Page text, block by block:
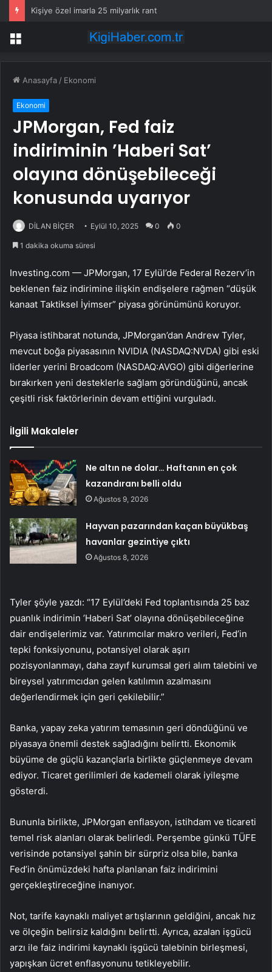
Kişiye özel imarla 25 milyarlık rant
Menü
Anasayfa / Ekonomi
Ekonomi
JPMorgan, Fed faiz
indiriminin ’Haberi Sat’
olayına dönüşebileceği
konusunda uyarıyor
DİLAN BİÇER Eylül 10, 2025 0 0
1 dakika okuma süresi
Investing.com — JPMorgan, 17 Eylül’de Federal Rezerv’in
beklenen faiz indirimine ilişkin endişelere rağmen “düşük
kanaat Taktiksel İyimser” piyasa görünümünü koruyor.
Piyasa istihbarat notunda, JPMorgan’dan Andrew Tyler,
mevcut boğa piyasasının NVIDIA (NASDAQ:NVDA) gibi eski
liderler yerini Broadcom (NASDAQ:AVGO) gibi diğerlerine
bırakırken yeni desteklerle sağlam göründüğünü, ancak
çeşitli risk faktörlerinin devam ettiğini vurguladı.
İlgili Makaleler
Ne altın ne dolar… Haftanın en çok
kazandıranı belli oldu
Ağustos 9, 2026
Hayvan pazarından kaçan büyükbaş
havanlar gezintiye çıktı
Ağustos 8, 2026
Tyler şöyle yazdı: “17 Eylül’deki Fed toplantısında 25 baz
puanlık indirimin ’Haberi Sat’ olayına dönüşebileceğine
dair endişelerimiz var. Yatırımcılar makro verileri, Fed’in
tepki fonksiyonunu, potansiyel olarak aşırı
pozisyonlanmayı, daha zayıf kurumsal geri alım talebini ve
bireysel yatırımcıdan gelen katılımın azalmasını
değerlendirmek için geri çekilebilir.”
Banka, yapay zeka yatırım temasının geri döndüğünü ve
piyasaya önemli destek sağladığını belirtti. Ekonomik
büyüme de güçlü kazançlarla birlikte güçlenmeye devam
ediyor. Ticaret gerilimleri de kademeli olarak iyileşme
gösterdi.
Bununla birlikte, JPMorgan enflasyon, istihdam ve ticareti
temel risk alanları olarak belirledi. Perşembe günkü TÜFE
verisinde potansiyel şahin bir sürpriz olsa bile, banka
Fed’in önümüzdeki hafta planlanan faiz indirimini
gerçekleştireceğine inanıyor.
Not, tarife kaynaklı maliyet artışlarının geldiğini, ancak hız
ve ölçeğin belirsiz kaldığını belirtti. Ayrıca, azalan işgücü
arzı ile faiz indirimi kaynaklı işgücü talebinin birleşmesi,
yapışkan ücret enflasyonunu tetikleyebilir.